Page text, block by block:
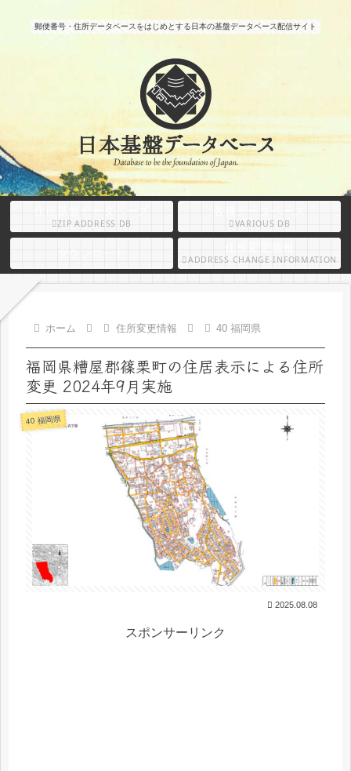
郵便番号・住所データベースをはじめとする日本の基盤データベース配信サイト
住所基盤データベース
ZIP ADDRESS DB VARIOUS DB
ADDRESS CHANGE INFORMATION
ホーム 住所変更情報 40 福岡県
福岡県糟屋郡篠栗町の住居表示による住所
変更 2024年9月実施
40 福岡県
2025.08.08
スポンサーリンク